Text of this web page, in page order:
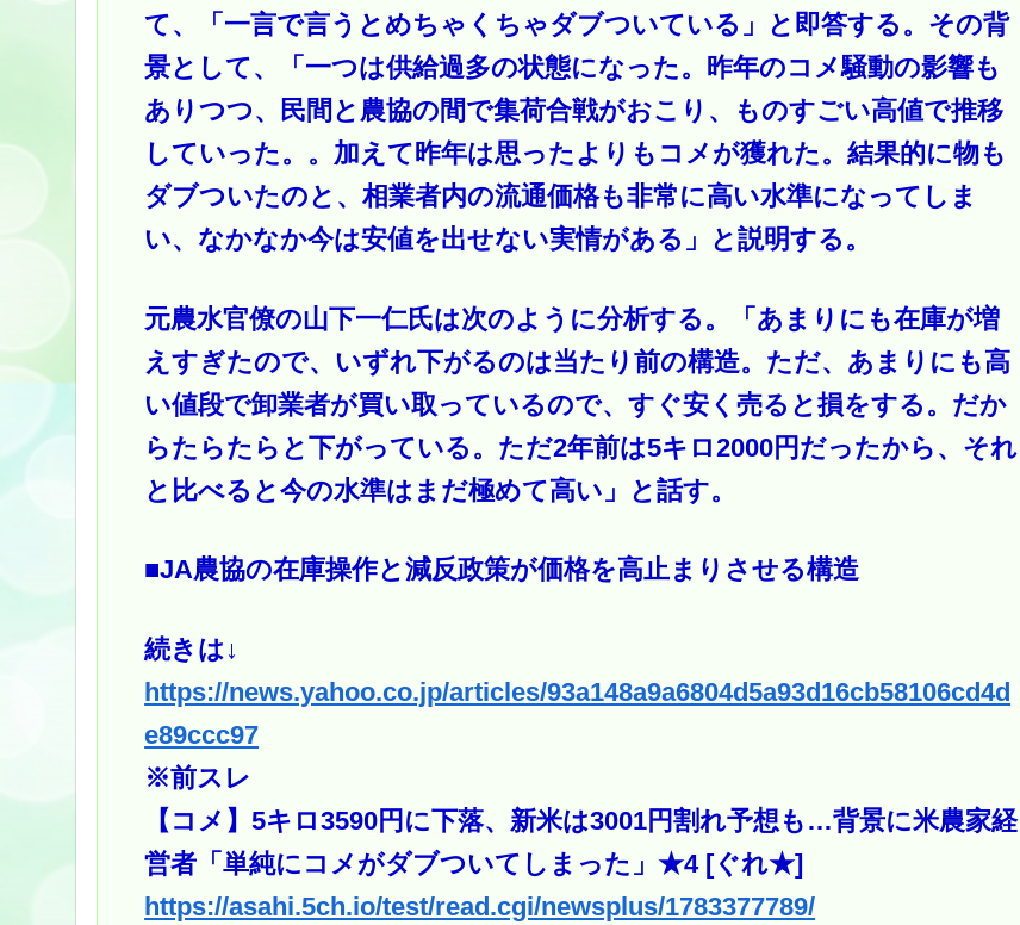
て、「一言で言うとめちゃくちゃダブついている」と即答する。その背
景として、「一つは供給過多の状態になった。昨年のコメ騒動の影響も
ありつつ、民間と農協の間で集荷合戦がおこり、ものすごい高値で推移
していった。。加えて昨年は思ったよりもコメが獲れた。結果的に物も
ダブついたのと、相業者内の流通価格も非常に高い水準になってしま
い、なかなか今は安値を出せない実情がある」と説明する。
元農水官僚の山下一仁氏は次のように分析する。「あまりにも在庫が増
えすぎたので、いずれ下がるのは当たり前の構造。ただ、あまりにも高
い値段で卸業者が買い取っているので、すぐ安く売ると損をする。だか
らたらたらと下がっている。ただ2年前は5キロ2000円だったから、それ
と比べると今の水準はまだ極めて高い」と話す。
■JA農協の在庫操作と減反政策が価格を高止まりさせる構造
続きは↓
https://news.yahoo.co.jp/articles/93a148a9a6804d5a93d16cb58106cd4d
e89ccc97
※前スレ
【コメ】5キロ3590円に下落、新米は3001円割れ予想も…背景に米農家経
営者「単純にコメがダブついてしまった」★4 [ぐれ★]
https://asahi.5ch.io/test/read.cgi/newsplus/1783377789/